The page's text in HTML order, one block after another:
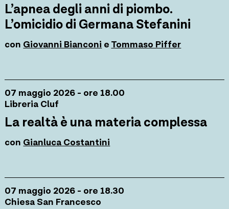
L’apnea degli anni di piombo.
L’omicidio di Germana Stefanini
con Giovanni Bianconi e Tommaso Piffer
07 maggio 2026 - ore 18.00
Libreria Cluf
La realtà è una materia complessa
con Gianluca Costantini
07 maggio 2026 - ore 18.30
Chiesa San Francesco